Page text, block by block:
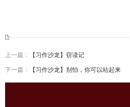
上一篇： 【习作沙龙】窃读记
下一篇： 【习作沙龙】别怕，你可以站起来